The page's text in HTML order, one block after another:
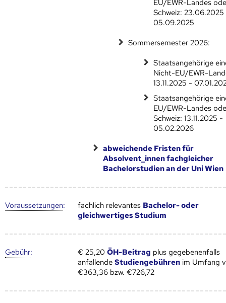
EU/EWR-Landes
Schweiz:
05.09.2025
Sommersemester 2026:
Staatsangehörige
Nicht-EU/EWR-
13.11.2025 -
Staatsangehörige
EU/EWR-Landes
Schweiz: 13.11.2025 -
05.02.2026
abweichende Fristen für
Absolvent_innen fachgleicher
Bachelorstudien an der Uni Wien
Voraus­setzungen: fachlich relevantes Bachelor- oder
gleichwertiges Studium
Gebühr: € 25,20ÖH-Beitrag plus gegebenenfalls
anfallendeStudiengebühren im Umfang
€363,36 bzw. €726,72